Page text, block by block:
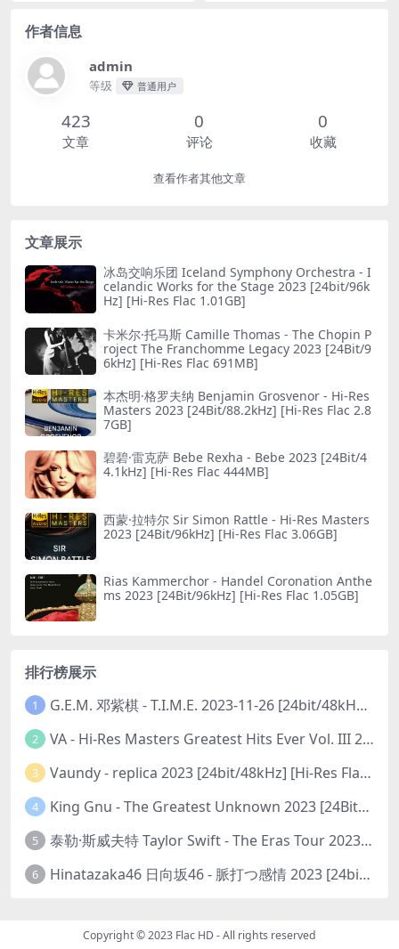
作者信息
admin
等级 普通用户
423
文章
0
评论
0
收藏
查看作者其他文章
文章展示
冰岛交响乐团 Iceland Symphony Orchestra - I
celandic Works for the Stage 2023 [24bit/96k
Hz] [Hi-Res Flac 1.01GB]
卡米尔·托马斯 Camille Thomas - The Chopin P
roject The Franchomme Legacy 2023 [24Bit/9
6kHz] [Hi-Res Flac 691MB]
本杰明·格罗夫纳 Benjamin Grosvenor - Hi-Res
Masters 2023 [24Bit/88.2kHz] [Hi-Res Flac 2.8
7GB]
碧碧·雷克萨 Bebe Rexha - Bebe 2023 [24Bit/4
4.1kHz] [Hi-Res Flac 444MB]
西蒙·拉特尔 Sir Simon Rattle - Hi-Res Masters
2023 [24Bit/96kHz] [Hi-Res Flac 3.06GB]
Rias Kammerchor - Handel Coronation Anthe
ms 2023 [24Bit/96kHz] [Hi-Res Flac 1.05GB]
排行榜展示
1 G.E.M. 邓紫棋 - T.I.M.E. 2023-11-26 [24bit/48kHz] [Hi-Res Flac 313MB]
2 VA - Hi-Res Masters Greatest Hits Ever Vol. III 2023 [24Bit/192kHz] [Hi-Res Flac 10.5GB]
3 Vaundy - replica 2023 [24bit/48kHz] [Hi-Res Flac 1.6GB]
4 King Gnu - The Greatest Unknown 2023 [24Bit/48kHz] [Hi-Res Flac 752MB]
5 泰勒·斯威夫特 Taylor Swift - The Eras Tour 2023 [24bit/44.1kHz] [Hi-Res Flac 2.02GB]
6 Hinatazaka46 日向坂46 - 脈打つ感情 2023 [24bit/96kHz] [Hi-Res Flac 3.3GB]
Copyright © 2023 Flac HD- All rights reserved